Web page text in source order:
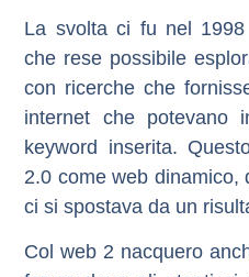
La svolta ci fu nel
che rese possibile
con ricerche che
internet che potevano
keyword inserita.
2.0 comeweb dinamico,
ci si spostava da un
Col web 2 nacquero